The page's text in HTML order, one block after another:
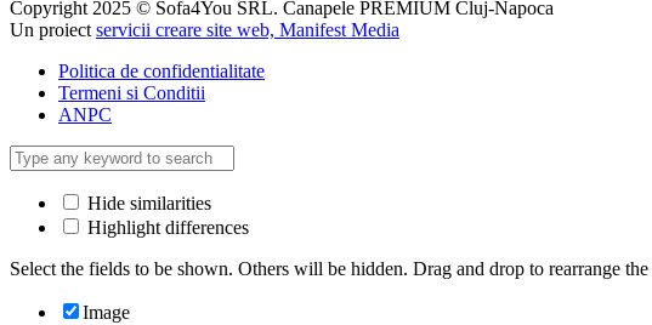
Copyright 2025 © Sofa4You SRL. Canapele PREMIUM Cluj-Napoca
Un proiect servicii creare site web, Manifest Media
Politica de confidentialitate
Termeni si Conditii
ANPC
Hide similarities
Highlight differences
Select the fields to be shown. Others will be hidden. Drag and drop to rearrange the
Image